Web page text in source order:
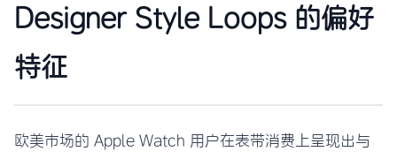
Designer Style Loops 的偏好
特征
欧美市场的 Apple Watch 用户在表带消费上呈现出与